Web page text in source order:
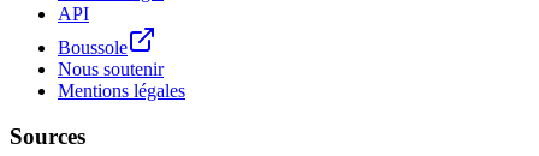
API
Boussole
Nous soutenir
Mentions légales
Sources